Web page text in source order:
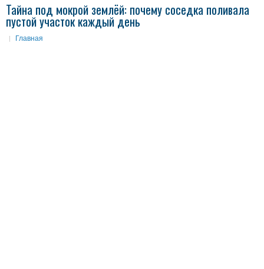
Тайна под мокрой землёй: почему соседка поливала
пустой участок каждый день
Главная